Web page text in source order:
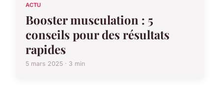
ACTU
Booster musculation : 5
conseils pour des résultats
rapides
5 mars 2025 · 3 min